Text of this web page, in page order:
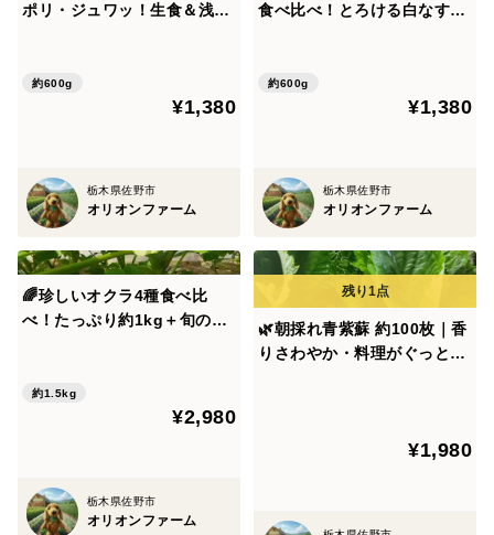
・農薬・化成肥料不使用で栽培しているため、表面に傷
やかさぶた状の跡、斑点が見られる場合があります。品
・鮮度保持のため土付きの状態でお届けします。
・皮が薄く、表面に多少の擦れや色むら、形の違いが見
・アンデスレッドは品種特性上、こぶ状のふくらみや凹
凸のある形になりやすく、サイズや形に個体差がありま
・赤い皮は擦れによって一部色落ちして見える場合があ
りますが、品質や味には問題ありません。
・サイズは手作業で選別しておりますので、多少のばら
・アンデスレッドは芽が比較的深く、芽の部分が目立つ
場合があります。
ポリ・ジュワッ！生食＆浅漬
直送｜農薬・化成肥料不使用
約600g
¥1,380
栃木県佐野市
オリオンファーム
食べ比べ！とろける白なす×
べが楽しい！個性豊かな茄子
2種セット｜朝採れ直送｜農
約600g
¥1,380
栃木県佐野市
オリオンファーム
🌈珍しいオクラ4種食べ比
べ！たっぷり約1kg＋旬の夏
薬・化学肥料不使用🌈
約1.5kg
¥2,980
栃木県佐野市
オリオンファーム
🌿朝採れ青紫蘇 約100枚｜香
りさわやか・料理がぐっと引
¥1,980